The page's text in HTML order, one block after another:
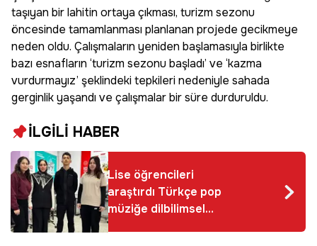
taşıyan bir lahitin ortaya çıkması, turizm sezonu
öncesinde tamamlanması planlanan projede gecikmeye
neden oldu. Çalışmaların yeniden başlamasıyla birlikte
bazı esnafların ‘turizm sezonu başladı’ ve ‘kazma
vurdurmayız’ şeklindeki tepkileri nedeniyle sahada
gerginlik yaşandı ve çalışmalar bir süre durduruldu.
İLGİLİ HABER
Lise öğrencileri
araştırdı Türkçe pop
müziğe dilbilimsel
analiz geldi